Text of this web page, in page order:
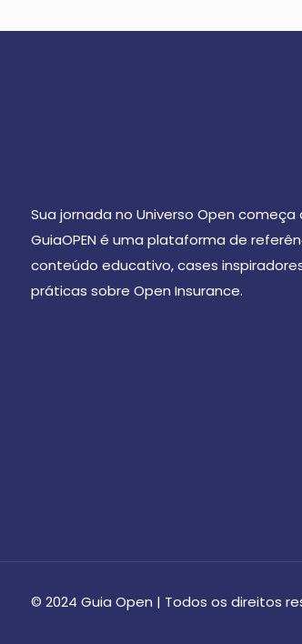
Sua jornada no Universo Open começa
GuiaOPEN é uma plataforma de
conteúdo educativo, cases
práticas sobre Open Insurance.
© 2024 Guia Open | Todos os direitos